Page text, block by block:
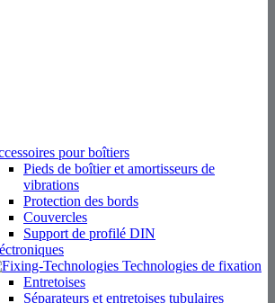
pour boîtiers
Pieds de boîtier et amortisseurs de
vibrations
Protection des bords
Couvercles
Support de profilé DIN
Technologies de fixation
Entretoises
Séparateurs et entretoises tubulaires